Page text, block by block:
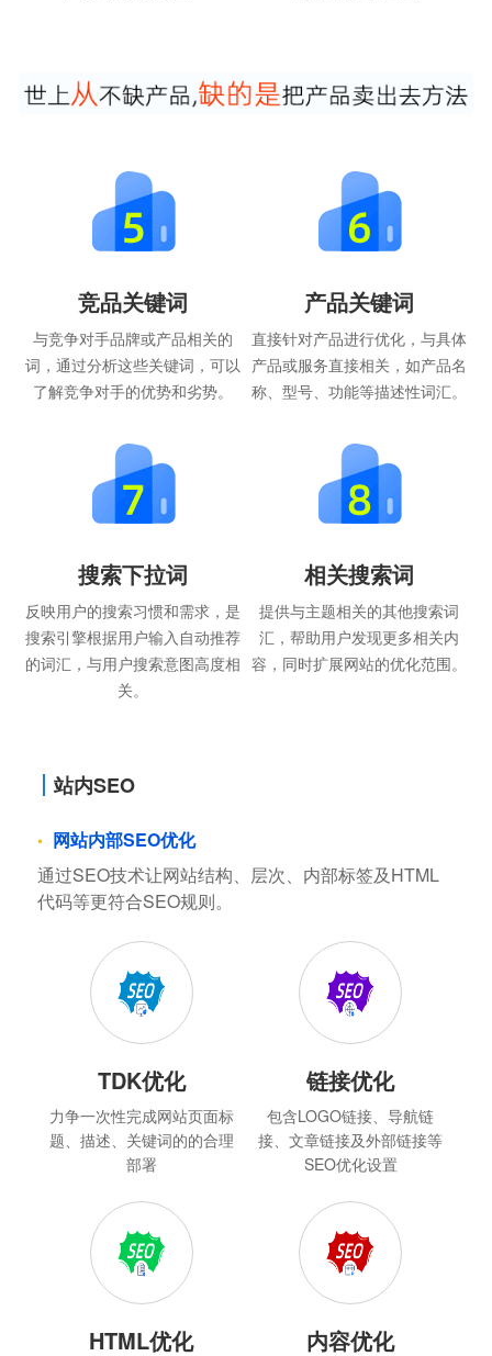
竞品关键词
与竞争对手品牌或产品相关的
词，通过分析这些关键词，可以
了解竞争对手的优势和劣势。
产品关键词
直接针对产品进行优化，与具体
产品或服务直接相关，如产品名
称、型号、功能等描述性词汇。
搜索下拉词
反映用户的搜索习惯和需求，是
搜索引擎根据用户输入自动推荐
的词汇，与用户搜索意图高度相
关。
相关搜索词
提供与主题相关的其他搜索词
汇，帮助用户发现更多相关内
容，同时扩展网站的优化范围。
站内SEO
网站内部SEO优化
通过SEO技术让网站结构、层次、内部标签及HTML
代码等更符合SEO规则。
TDK优化
力争一次性完成网站页面标
题、描述、关键词的的合理
部署
链接优化
包含LOGO链接、导航链
接、文章链接及外部链接等
SEO优化设置
HTML优化 内容优化